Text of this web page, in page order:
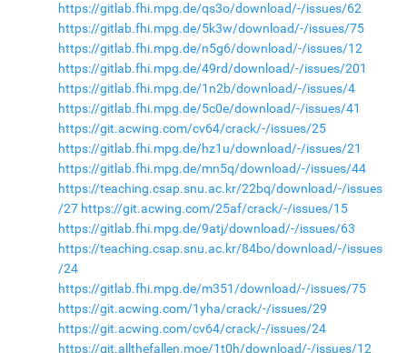
https://gitlab.fhi.mpg.de/qs3o/download/-/issues/62
https://gitlab.fhi.mpg.de/5k3w/download/-/issues/75
https://gitlab.fhi.mpg.de/n5g6/download/-/issues/12
https://gitlab.fhi.mpg.de/49rd/download/-/issues/201
https://gitlab.fhi.mpg.de/1n2b/download/-/issues/4
https://gitlab.fhi.mpg.de/5c0e/download/-/issues/41
https://git.acwing.com/cv64/crack/-/issues/25
https://gitlab.fhi.mpg.de/hz1u/download/-/issues/21
https://gitlab.fhi.mpg.de/mn5q/download/-/issues/44
https://teaching.csap.snu.ac.kr/22bq/download/-/issues
/27 https://git.acwing.com/25af/crack/-/issues/15
https://gitlab.fhi.mpg.de/9atj/download/-/issues/63
https://teaching.csap.snu.ac.kr/84bo/download/-/issues
/24
https://gitlab.fhi.mpg.de/m351/download/-/issues/75
https://git.acwing.com/1yha/crack/-/issues/29
https://git.acwing.com/cv64/crack/-/issues/24
https://git.allthefallen.moe/1t0h/download/-/issues/12